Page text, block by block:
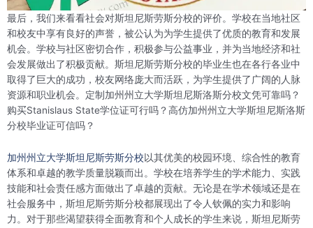
最后，我们来看看社会对斯坦尼斯劳斯分校的评价。学校在当地社区
和校友中享有良好的声誉，被公认为为学生提供了优质的教育和发展
机会。学校与社区密切合作，积极参与公益事业，并为当地经济和社
会发展做出了积极贡献。斯坦尼斯劳斯分校的毕业生也在各行各业中
取得了巨大的成功，校友网络庞大而活跃，为学生提供了广阔的人脉
资源和职业机会。定制加州州立大学斯坦尼斯洛斯分校文凭可靠吗？
购买Stanislaus State学位证可行吗？高仿加州州立大学斯坦尼斯洛斯
分校毕业证可信吗？
加州州立大学斯坦尼斯劳斯分校以其优美的校园环境、综合性的教育
体系和卓越的教学质量脱颖而出。学校在培养学生的学术能力、实践
技能和社会责任感方面做出了卓越的贡献。无论是在学术领域还是在
社会服务中，斯坦尼斯劳斯分校都展现出了令人钦佩的实力和影响
力。对于那些渴望获得全面教育和个人成长的学生来说，斯坦尼斯劳